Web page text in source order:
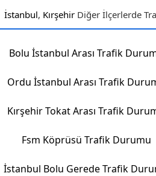
İstanbul, Kırşehir Diğer İlçerlerde
Bolu İstanbul Arası Trafik
Ordu İstanbul Arası Trafik
Kırşehir Tokat Arası Trafik
Fsm Köprüsü Trafik Durumu
İstanbul Bolu Gerede Trafik